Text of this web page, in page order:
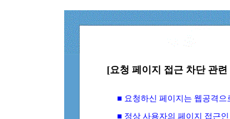
[요청 페이지 접근 차단 관
■ 요청하신 페이지는 웹공격
■ 정상 사용자의 페이지 접근